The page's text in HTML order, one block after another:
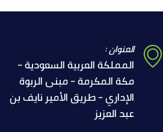
العنوان :
المملكة العربية السعودية -
مكة المكرمة - مبنى الربوة
الإداري - طريق الأمير نايف بن
عبد العزيز